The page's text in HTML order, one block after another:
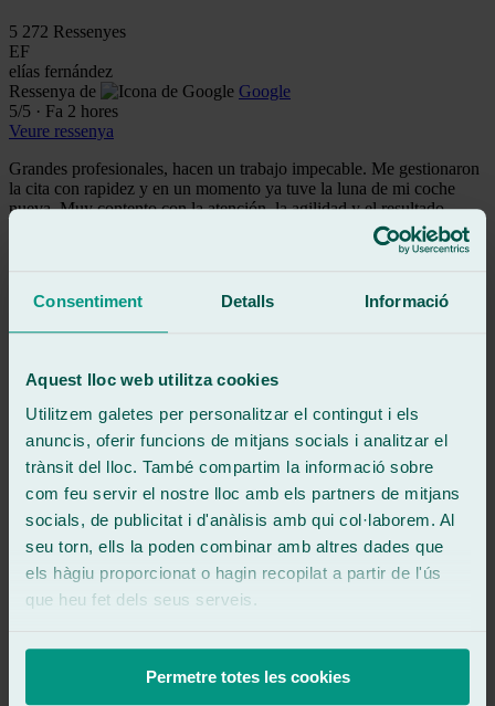
Consentiment Detalls Informació
Aquest lloc web utilitza cookies
Utilitzem galetes per personalitzar el contingut i els
anuncis, oferir funcions de mitjans socials i analitzar el
trànsit del lloc. També compartim la informació sobre
com feu servir el nostre lloc amb els partners de mitjans
socials, de publicitat i d'anàlisis amb qui col·laborem. Al
seu torn, ells la poden combinar amb altres dades que
els hàgiu proporcionat o hagin recopilat a partir de l'ús
que heu fet dels seus serveis.
Permetre totes les cookies
5 272 Ressenyes
EF
elías fernández
Ressenya de
Google
5/5 · Fa 2 hores
Veure ressenya
Grandes profesionales, hacen un trabajo impecable. Me gestionaron
la cita con rapidez y en un momento ya tuve la luna de mi coche
nueva. Muy contento con la atención, la agilidad y el resultado.
ana gr
recomendable
Veure ressenya
claudia tejero moreno
Ressenya de
Google
/5 · Fa 6 dies
Veure ressenya
Acudí a este taller por casualidad y no puedo estar más contenta con
ya lo tenía listo. Además, fueron súper amables, atentos y
profesionales en todo momento. Sin duda, un taller totalmente